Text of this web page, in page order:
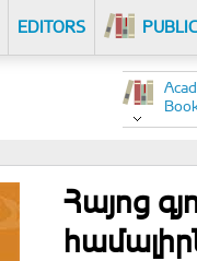
EDITORS
Հայոց